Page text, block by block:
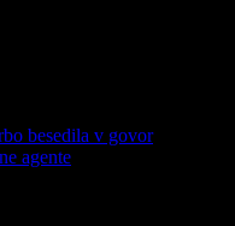
besedila v govor
agente